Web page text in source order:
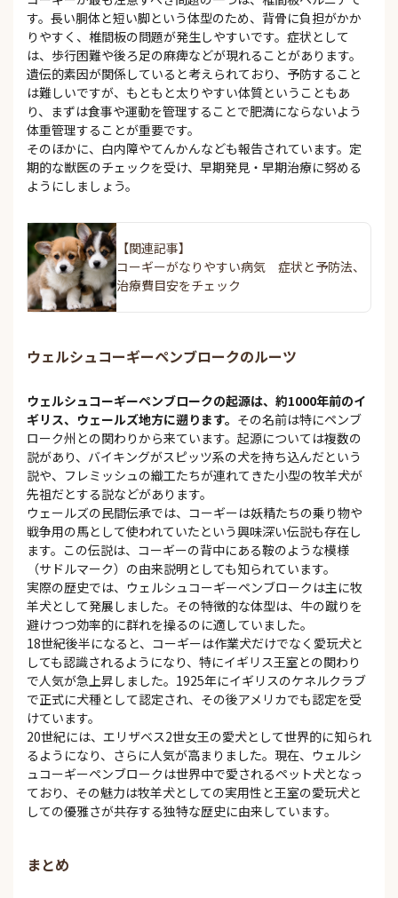
す。長い胴体と短い脚という体型のため、背骨に負担がかか
りやすく、椎間板の問題が発生しやすいです。症状として
は、歩行困難や後ろ足の麻痺などが現れることがあります。
遺伝的素因が関係していると考えられており、予防すること
は難しいですが、もともと太りやすい体質ということもあ
り、まずは食事や運動を管理することで肥満にならないよう
体重管理することが重要です。
そのほかに、白内障やてんかんなども報告されています。定
期的な獣医のチェックを受け、早期発見・早期治療に努める
ようにしましょう。
【関連記事】
コーギーがなりやすい病気 症状と予防法、
治療費目安をチェック
ウェルシュコーギーペンブロークのルーツ
ウェルシュコーギーペンブロークの起源は、約1000年前のイ
ギリス、ウェールズ地方に遡ります。 その名前は特にペンブ
ローク州との関わりから来ています。起源については複数の
説があり、バイキングがスピッツ系の犬を持ち込んだという
説や、フレミッシュの織工たちが連れてきた小型の牧羊犬が
先祖だとする説などがあります。
ウェールズの民間伝承では、コーギーは妖精たちの乗り物や
戦争用の馬として使われていたという興味深い伝説も存在し
ます。この伝説は、コーギーの背中にある鞍のような模様
（サドルマーク）の由来説明としても知られています。
実際の歴史では、ウェルシュコーギーペンブロークは主に牧
羊犬として発展しました。その特徴的な体型は、牛の蹴りを
避けつつ効率的に群れを操るのに適していました。
18世紀後半になると、コーギーは作業犬だけでなく愛玩犬と
しても認識されるようになり、特にイギリス王室との関わり
で人気が急上昇しました。1925年にイギリスのケネルクラブ
で正式に犬種として認定され、その後アメリカでも認定を受
けています。
20世紀には、エリザベス2世女王の愛犬として世界的に知られ
るようになり、さらに人気が高まりました。現在、ウェルシ
ュコーギーペンブロークは世界中で愛されるペット犬となっ
ており、その魅力は牧羊犬としての実用性と王室の愛玩犬と
しての優雅さが共存する独特な歴史に由来しています。
まとめ